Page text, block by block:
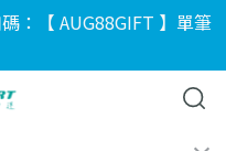
：【 AUG88GIFT 】單筆